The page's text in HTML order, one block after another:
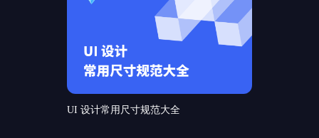
UI 设计常用尺寸规范大全